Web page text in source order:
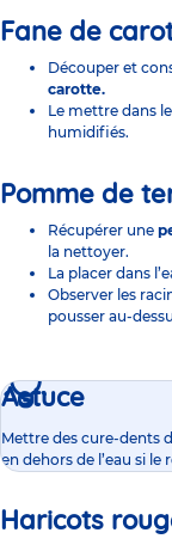
Fane de
Découper et
carotte.
Le mettre dans
humidifiés.
Pomme de
Récupérer une
la nettoyer.
La placer dans
Observer les
pousser au-
Astuce
Mettre des cure-dents
en dehors de l’eau si le
Haricots